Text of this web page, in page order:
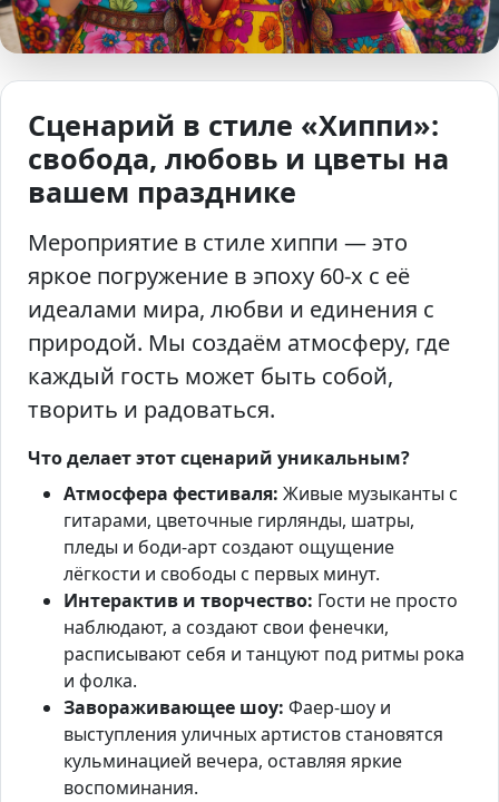
Сценарий в стиле «Хиппи»:
свобода, любовь и цветы на
вашем празднике
Мероприятие в стиле хиппи — это
яркое погружение в эпоху 60-х с её
идеалами мира, любви и единения с
природой. Мы создаём атмосферу, где
каждый гость может быть собой,
творить и радоваться.
Что делает этот сценарий уникальным?
Атмосфера фестиваля: Живые музыканты с
гитарами, цветочные гирлянды, шатры,
пледы и боди-арт создают ощущение
лёгкости и свободы с первых минут.
Интерактив и творчество: Гости не просто
наблюдают, а создают свои фенечки,
расписывают себя и танцуют под ритмы рока
и фолка.
Завораживающее шоу: Фаер‑шоу и
выступления уличных артистов становятся
кульминацией вечера, оставляя яркие
воспоминания.